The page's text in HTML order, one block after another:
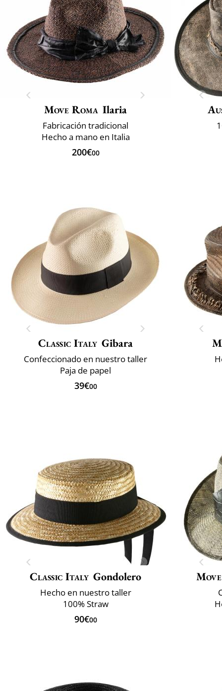
Move Roma Ilaria
Fabricación tradicional
Hecho a mano en Italia
200€00
Classic Italy Gibara
Confeccionado en nuestro taller
Paja de papel
39€00
Classic Italy Gondolero
Hecho en nuestro taller
100% Straw
90€00